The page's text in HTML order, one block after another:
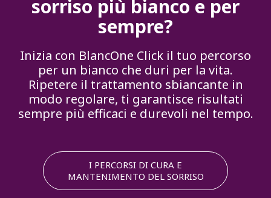
sorriso più bianco e per
sempre?
Inizia con BlancOne Click il tuo percorso
per un bianco che duri per la vita.
Ripetere il trattamento sbiancante in
modo regolare, ti garantisce risultati
sempre più efficaci e durevoli nel tempo.
I PERCORSI DI CURA E
MANTENIMENTO DEL SORRISO